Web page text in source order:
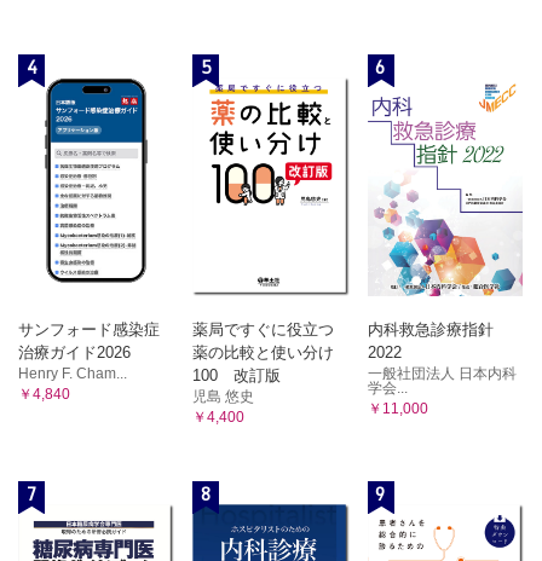
4
サンフォード感染症
治療ガイド2026
Henry F. Cham...
￥4,840
5
薬局ですぐに役立つ
薬の比較と使い分け
100 改訂版
児島 悠史
￥4,400
6
内科救急診療指針
2022
一般社団法人 日本内科
学会...
￥11,000
7 8 9